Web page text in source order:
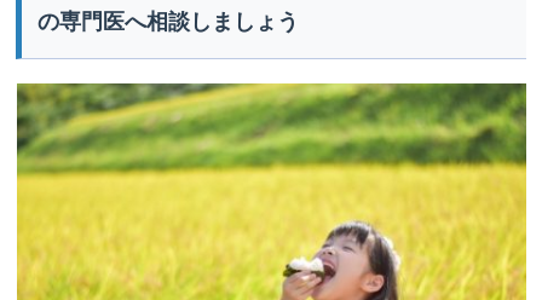
の専門医へ相談しましょう